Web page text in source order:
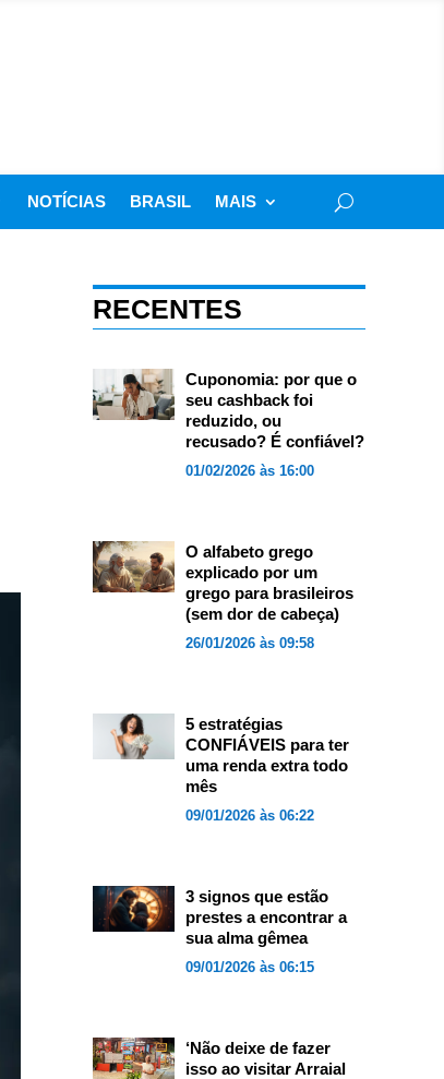
NOTÍCIAS BRASIL MAIS
RECENTES
Cuponomia: por que o
seu cashback foi
reduzido, ou
recusado? É confiável?
01/02/2026 às 16:00
O alfabeto grego
explicado por um
grego para brasileiros
(sem dor de cabeça)
26/01/2026 às 09:58
5 estratégias
CONFIÁVEIS para ter
uma renda extra todo
mês
09/01/2026 às 06:22
3 signos que estão
prestes a encontrar a
sua alma gêmea
09/01/2026 às 06:15
‘Não deixe de fazer
isso ao visitar Arraial